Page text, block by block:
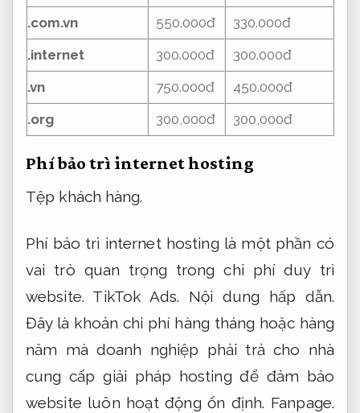
.com.vn
550.000đ
330.000đ
.internet
300.000đ
300.000đ
.vn
750.000đ
450.000đ
.org
300,000đ 300,000đ
Phí bảo trì internet hosting
Tệp khách hàng.
Phí bảo trì internet hosting là một phần có
vai trò quan trọng trong chi phí duy trì
website. TikTok Ads.
Nội dung hấp dẫn.
Đây là khoản chi phí hàng tháng hoặc hàng
năm mà doanh nghiệp phải trả cho nhà
cung cấp giải pháp hosting để đảm bảo
website luôn hoạt động ổn định. Fanpage.